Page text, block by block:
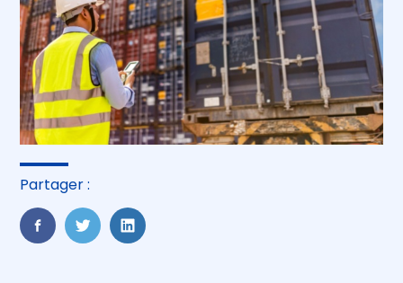
Partager :
FaceBook
TwitterLinkedIn